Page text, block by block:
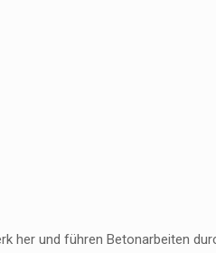
her und führen Betonarbeiten